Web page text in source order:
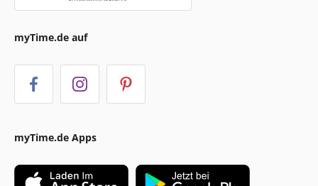
myTime.de auf
myTime.de Apps